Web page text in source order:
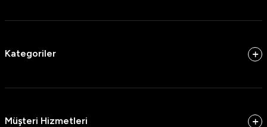
Kategoriler
Müşteri Hizmetleri